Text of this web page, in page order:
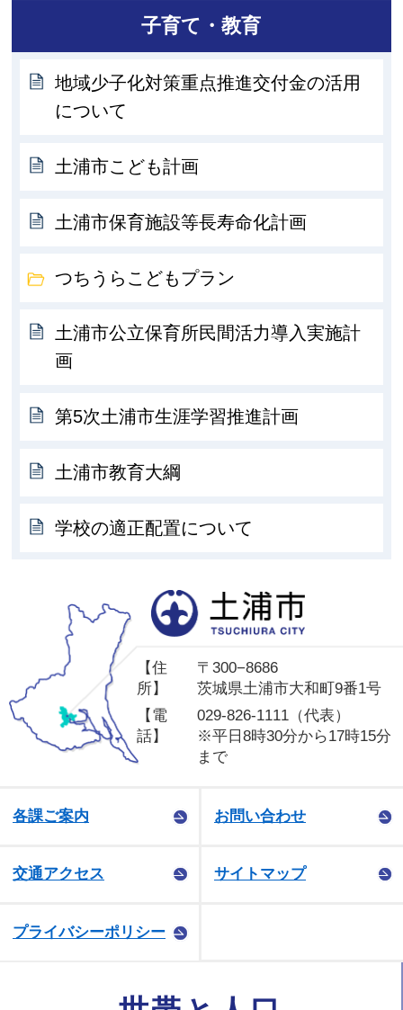
子育て・教育
地域少子化対策重点推進交付金の活用
について
土浦市こども計画
土浦市保育施設等長寿命化計画
つちうらこどもプラン
土浦市公立保育所民間活力導入実施計
画
第5次土浦市生涯学習推進計画
土浦市教育大綱
学校の適正配置について
【住
所】
〒300−8686
茨城県土浦市大和町9番1号
【電
話】
029-826-1111（代表）
※平日8時30分から17時15分
まで
各課ご案内 お問い合わせ
交通アクセス サイトマップ
プライバシーポリシー